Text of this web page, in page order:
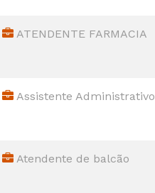
ATENDENTE FARMACIA
Assistente Administrativo
Atendente de balcão